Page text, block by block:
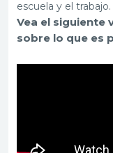
escuela y el trabajo.
Vea el siguiente
sobre lo que es